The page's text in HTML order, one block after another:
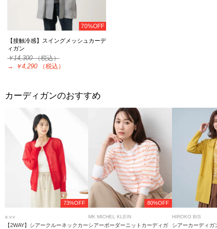
70%OFF
【接触冷感】スイングメッシュカーデ
ィガン
￥14,300（税込）
→
￥4,290 （税込）
カーディガンのおすすめ
73%OFF
a.v.v
【2WAY】シアークルーネックカー
80%OFF
MK MICHEL KLEIN
シアーボーダーニットカーディガ
HIROKO BIS
シアーカーディガ